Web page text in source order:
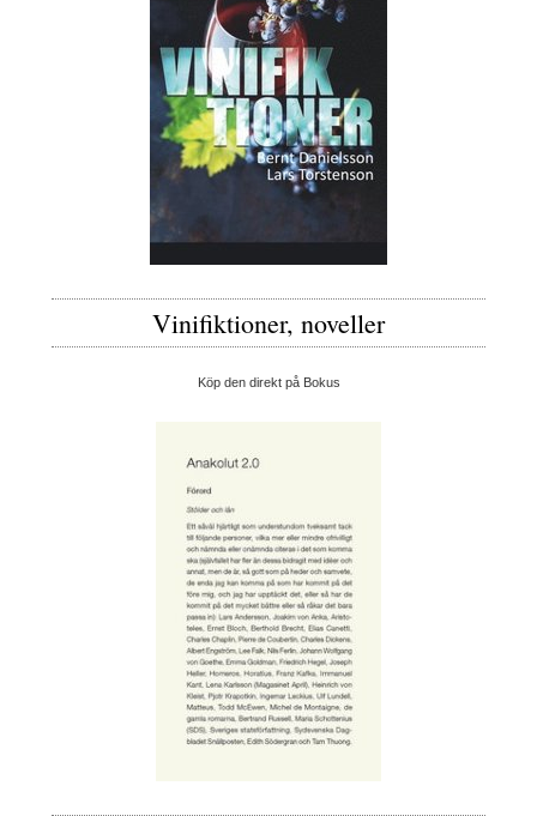
Vinifiktioner, noveller
Köp den direkt på Bokus